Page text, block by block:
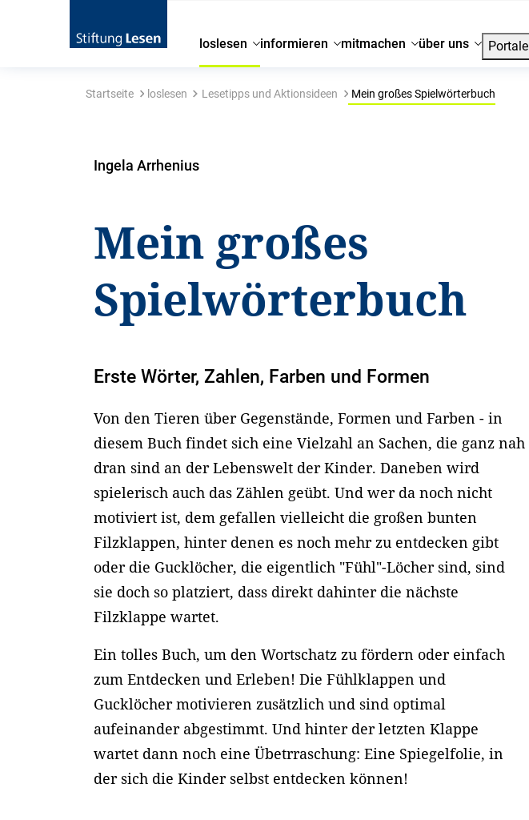
loslesen informieren mitmachen über uns Portale
Startseite loslesen Lesetipps und Aktionsideen Mein großes Spielwörterbuch
Ingela Arrhenius
Mein großes
Spielwörterbuch
Erste Wörter, Zahlen, Farben und Formen
Von den Tieren über Gegenstände, Formen und Farben - in
diesem Buch findet sich eine Vielzahl an Sachen, die ganz nah
dran sind an der Lebenswelt der Kinder. Daneben wird
spielerisch auch das Zählen geübt. Und wer da noch nicht
motiviert ist, dem gefallen vielleicht die großen bunten
Filzklappen, hinter denen es noch mehr zu entdecken gibt
oder die Gucklöcher, die eigentlich "Fühl"-Löcher sind, sind
sie doch so platziert, dass direkt dahinter die nächste
Filzklappe wartet.
Ein tolles Buch, um den Wortschatz zu fördern oder einfach
zum Entdecken und Erleben! Die Fühlklappen und
Gucklöcher motivieren zusätzlich und sind optimal
aufeinander abgestimmt. Und hinter der letzten Klappe
wartet dann noch eine Übetrraschung: Eine Spiegelfolie, in
der sich die Kinder selbst entdecken können!